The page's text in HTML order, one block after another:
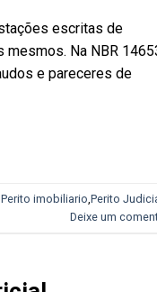
escritas de
Na NBR
e pareceres de
Perito imobiliario Perito
Deixe um